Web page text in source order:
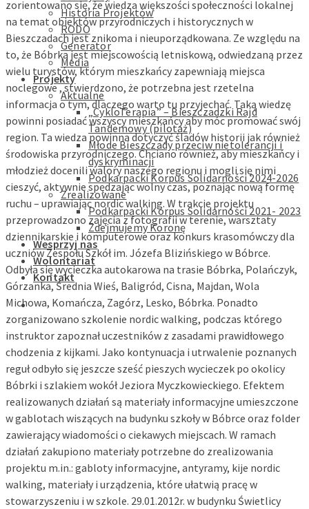
Historia Projektów
RODO
Generator
Media
Projekty
Aktualne
„CykloTerapia” – Bieszczadzki Rajd
Tandemowy (pilotaż)
Młode Bieszczady przeciw nietolerancji i
dyskryminacji
Podkarpacki Korpus Solidarności 2024-2026
Zrealizowane
Podkarpacki Korpus Solidarności 2021- 2023
Zdejmujemy Koronę
Wesprzyj nas
Wolontariat
Kontakt
zorientowano się, że wiedza większości społeczności lokalnej
na temat obiektów przyrodniczych i historycznych w
Bieszczadach jest znikoma i nieuporządkowana. Ze względu na
to, że Bóbrka jest miejscowością letniskową, odwiedzaną przez
wielu turystów, którym mieszkańcy zapewniają miejsca
noclegowe , stwierdzono, że potrzebna jest rzetelna
informacja o tym, dlaczego warto tu przyjechać. Taką wiedzę
powinni posiadać wszyscy mieszkańcy aby móc promować swój
region. Ta wiedza powinna dotyczyć śladów historii jak również
środowiska przyrodniczego. Chciano również, aby mieszkańcy i
młodzież docenili walory naszego regionu i mogli się nimi
cieszyć, aktywnie spędzając wolny czas, poznając nową formę
ruchu – uprawiając nordic walking. W trakcie projektu
przeprowadzono zajęcia z fotografii w terenie, warsztaty
dziennikarskie i komputerowe oraz konkurs krasomówczy dla
uczniów Zespołu Szkół im. Józefa Blizińskiego w Bóbrce.
Odbyła się wycieczka autokarowa na trasie Bóbrka, Polańczyk,
Górzanka, Średnia Wieś, Baligród, Cisna, Majdan, Wola
Michowa, Komańcza, Zagórz, Lesko, Bóbrka. Ponadto
zorganizowano szkolenie nordic walking, podczas którego
instruktor zapoznał uczestników z zasadami prawidłowego
chodzenia z kijkami. Jako kontynuacja i utrwalenie poznanych
reguł odbyło się jeszcze sześć pieszych wycieczek po okolicy
Bóbrki i szlakiem wokół Jeziora Myczkowieckiego. Efektem
realizowanych działań są materiały informacyjne umieszczone
w gablotach wiszących na budynku szkoły w Bóbrce oraz folder
zawierający wiadomości o ciekawych miejscach. W ramach
działań zakupiono materiały potrzebne do zrealizowania
projektu m.in.: gabloty informacyjne, antyramy, kije nordic
walking, materiały i urządzenia, które ułatwią pracę w
stowarzyszeniu i w szkole. 29.01.2012r. w budynku Świetlicy